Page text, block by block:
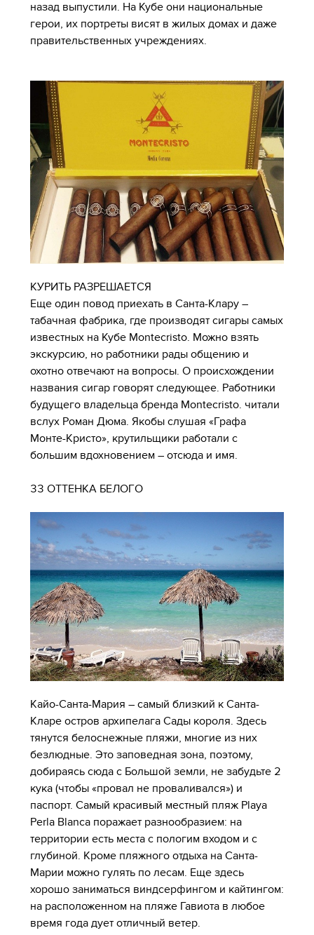
назад выпустили. На Кубе они национальные
герои, их портреты висят в жилых домах и даже
правительственных учреждениях.
КУРИТЬ РАЗРЕШАЕТСЯ
Еще один повод приехать в Санта-Клару –
табачная фабрика, где производят сигары самых
известных на Кубе Montecristo. Можно взять
экскурсию, но работники рады общению и
охотно отвечают на вопросы. О происхождении
названия сигар говорят следующее. Работники
будущего владельца бренда Montecristo. читали
вслух Роман Дюма. Якобы слушая «Графа
Монте-Кристо», крутильщики работали с
большим вдохновением – отсюда и имя.
33 ОТТЕНКА БЕЛОГО
Кайо-Санта-Мария – самый близкий к Санта-
Кларе остров архипелага Сады короля. Здесь
тянутся белоснежные пляжи, многие из них
безлюдные. Это заповедная зона, поэтому,
добираясь сюда с Большой земли, не забудьте 2
кука (чтобы «провал не проваливался») и
паспорт. Самый красивый местный пляж Playa
Perla Blanca поражает разнообразием: на
территории есть места с пологим входом и с
глубиной. Кроме пляжного отдыха на Санта-
Марии можно гулять по лесам. Еще здесь
хорошо заниматься виндсерфингом и кайтингом:
на расположенном на пляже Гавиота в любое
время года дует отличный ветер.